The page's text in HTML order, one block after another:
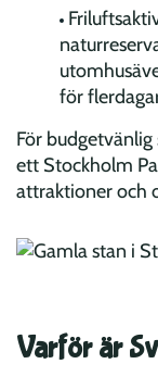
för
För
ett Stockholm
attraktioner och
Varför är